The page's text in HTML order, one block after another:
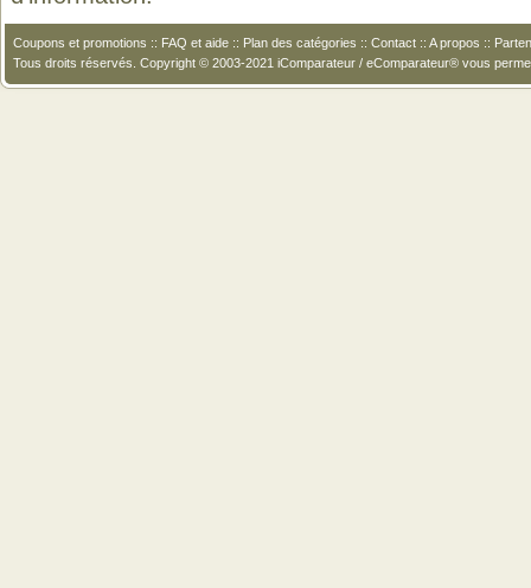
Coupons et promotions :: FAQ et aide :: Plan des catégories :: Contact :: A propos ::
Tous droits réservés. Copyright © 2003-2021 iComparateur / eComparateur® vous